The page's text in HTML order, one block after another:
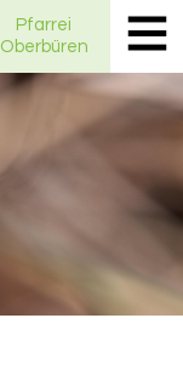
Pfarrei
Oberbüren